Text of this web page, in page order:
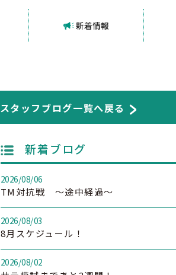
新着情報
スタッフブログ一覧へ戻る
新着ブログ
2026/08/06
TM対抗戦 ～途中経過～
2026/08/03
8月スケジュール！
2026/08/02